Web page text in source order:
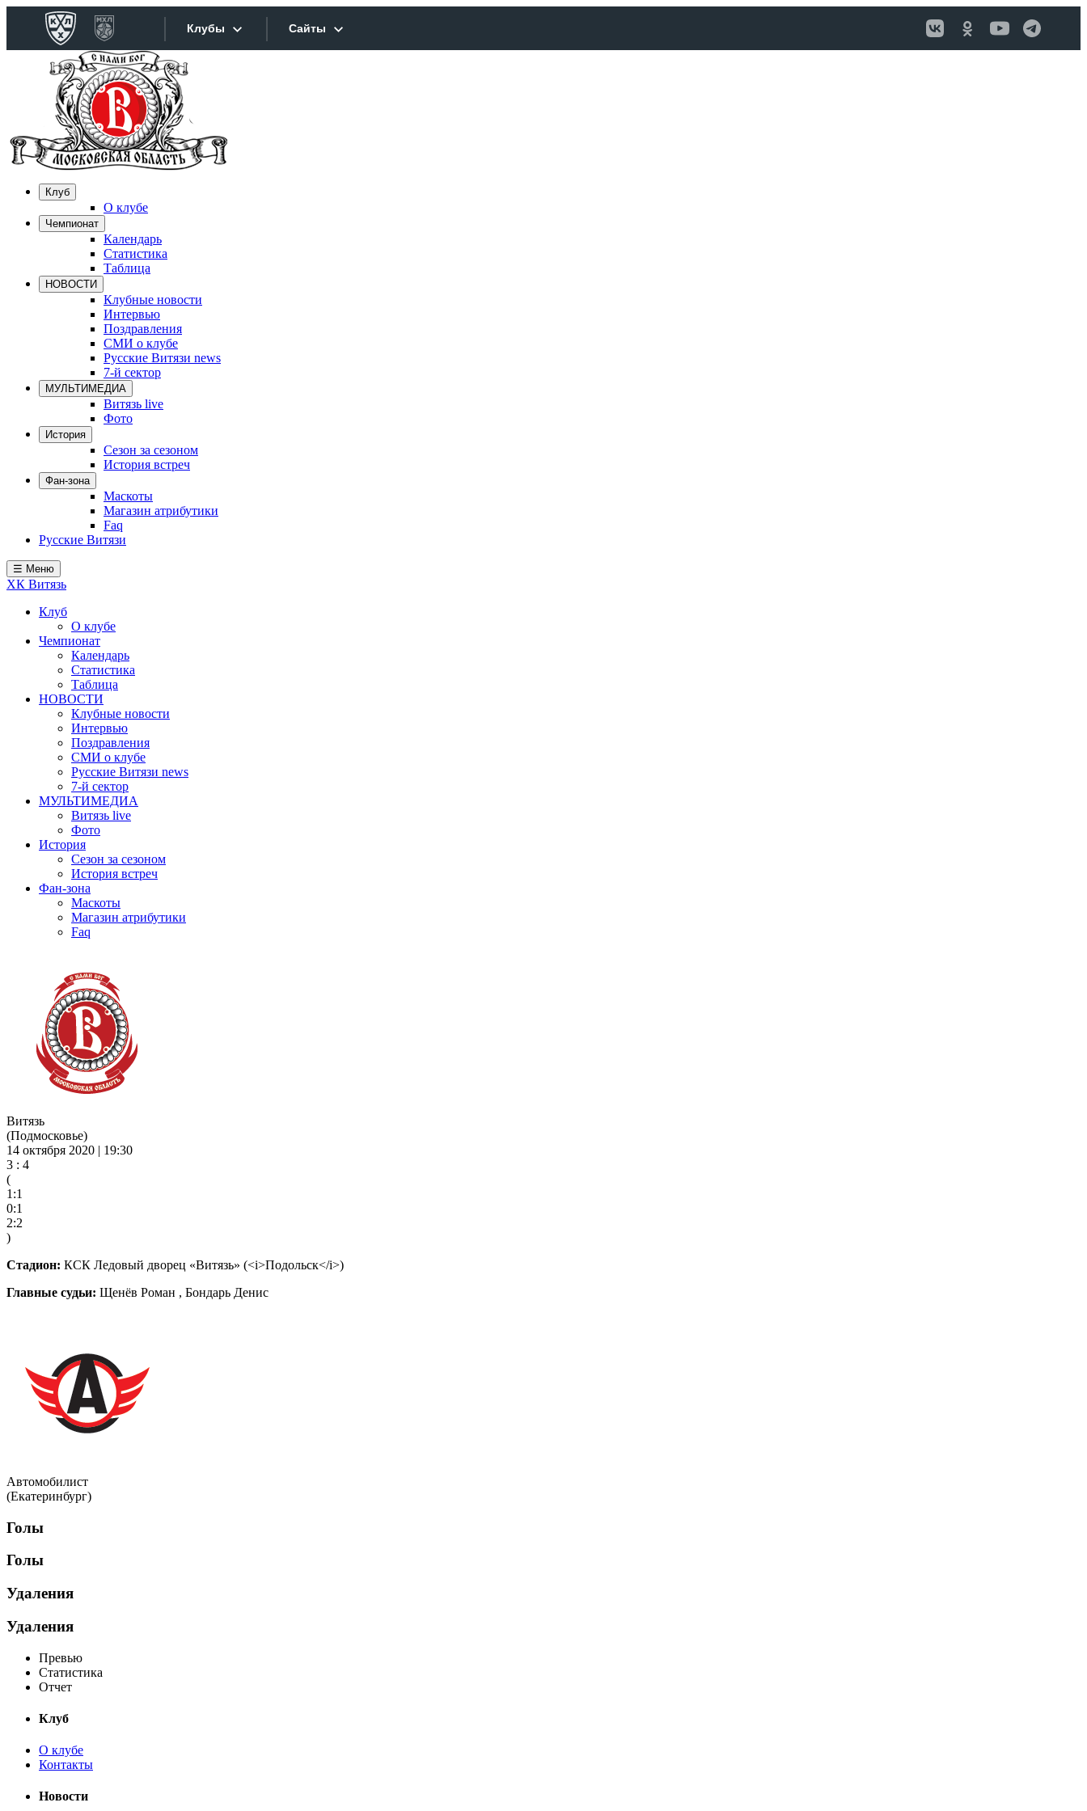
Клубы
Дивизион Боброва
Лада
СКА
Дивизион Тарасова
Сайты
Клуб
О клубе
Чемпионат
Календарь
Статистика
Таблица
НОВОСТИ
Клубные новости
Интервью
Поздравления
СМИ о клубе
Русские Витязи news
7-й сектор
МУЛЬТИМЕДИА
Витязь live
Фото
История
Сезон за сезоном
История встреч
Фан-зона
Маскоты
Магазин атрибутики
Faq
Русские Витязи
☰ Меню
ХК Витязь
Клуб
О клубе
Чемпионат
Календарь
Статистика
Таблица
НОВОСТИ
Клубные новости
Интервью
Поздравления
СМИ о клубе
Русские Витязи news
7-й сектор
МУЛЬТИМЕДИА
Витязь live
Фото
История
Сезон за сезоном
История встреч
Фан-зона
Маскоты
Магазин атрибутики
Faq
Витязь
(Подмосковье)
14 октября 2020 | 19:30
3 : 4
(
1:1
0:1
2:2
)
Стадион: КСК Ледовый дворец «Витязь» (<i>Подольск</i>)
Главные судьи: Щенёв Роман , Бондарь Денис
Автомобилист
(Екатеринбург)
Голы
Голы
Удаления
Удаления
Превью
Статистика
Отчет
Клуб
О клубе
Контакты
Новости